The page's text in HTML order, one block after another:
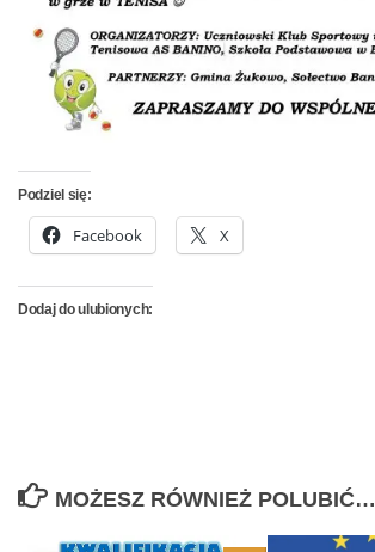
Podziel się:
Facebook X
Dodaj do ulubionych:
MOŻESZ RÓWNIEŻ POLUBIĆ…